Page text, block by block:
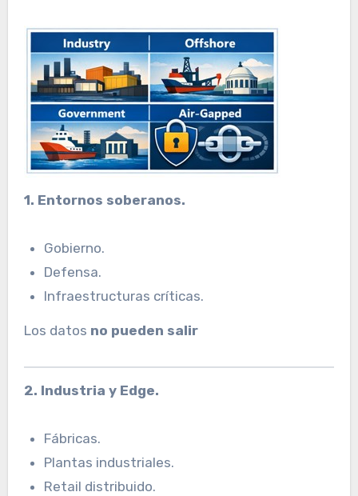
1. Entornos soberanos.
Gobierno.
Defensa.
Infraestructuras críticas.
Los datos no pueden salir
2. Industria y Edge.
Fábricas.
Plantas industriales.
Retail distribuido.